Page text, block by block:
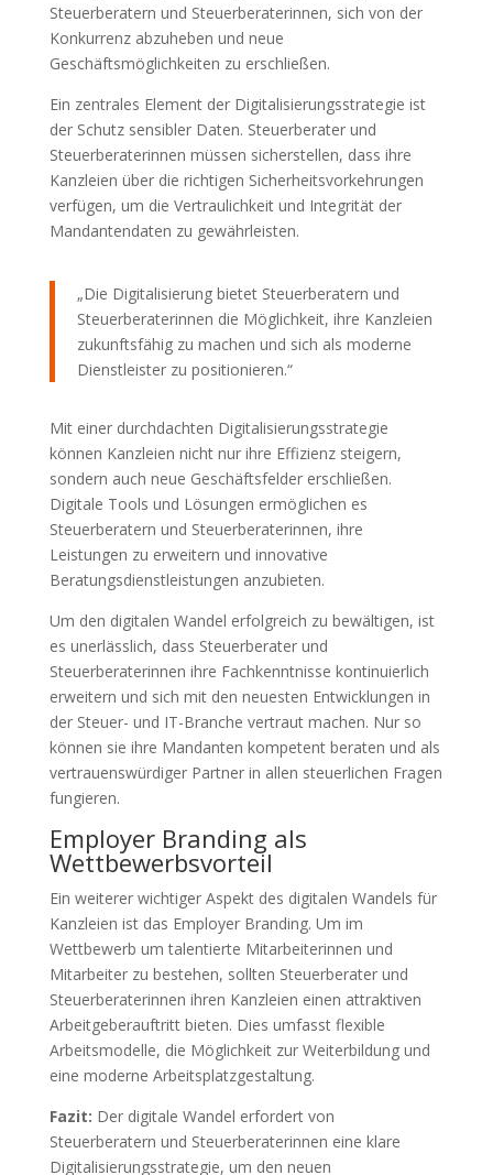
Steuerberatern und Steuerberaterinnen, sich von der
Konkurrenz abzuheben und neue
Geschäftsmöglichkeiten zu erschließen.
Ein zentrales Element der Digitalisierungsstrategie ist
der Schutz sensibler Daten. Steuerberater und
Steuerberaterinnen müssen sicherstellen, dass ihre
Kanzleien über die richtigen Sicherheitsvorkehrungen
verfügen, um die Vertraulichkeit und Integrität der
Mandantendaten zu gewährleisten.
„Die Digitalisierung bietet Steuerberatern und
Steuerberaterinnen die Möglichkeit, ihre Kanzleien
zukunftsfähig zu machen und sich als moderne
Dienstleister zu positionieren.“
Mit einer durchdachten Digitalisierungsstrategie
können Kanzleien nicht nur ihre Effizienz steigern,
sondern auch neue Geschäftsfelder erschließen.
Digitale Tools und Lösungen ermöglichen es
Steuerberatern und Steuerberaterinnen, ihre
Leistungen zu erweitern und innovative
Beratungsdienstleistungen anzubieten.
Um den digitalen Wandel erfolgreich zu bewältigen, ist
es unerlässlich, dass Steuerberater und
Steuerberaterinnen ihre Fachkenntnisse kontinuierlich
erweitern und sich mit den neuesten Entwicklungen in
der Steuer- und IT-Branche vertraut machen. Nur so
können sie ihre Mandanten kompetent beraten und als
vertrauenswürdiger Partner in allen steuerlichen Fragen
fungieren.
Employer Branding als
Wettbewerbsvorteil
Ein weiterer wichtiger Aspekt des digitalen Wandels für
Kanzleien ist das Employer Branding. Um im
Wettbewerb um talentierte Mitarbeiterinnen und
Mitarbeiter zu bestehen, sollten Steuerberater und
Steuerberaterinnen ihren Kanzleien einen attraktiven
Arbeitgeberauftritt bieten. Dies umfasst flexible
Arbeitsmodelle, die Möglichkeit zur Weiterbildung und
eine moderne Arbeitsplatzgestaltung.
Fazit: Der digitale Wandel erfordert von
Steuerberatern und Steuerberaterinnen eine klare
Digitalisierungsstrategie, um den neuen